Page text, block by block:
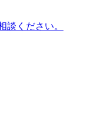
談ください。